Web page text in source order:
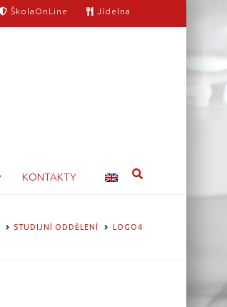
ŠkolaOnLine Jídelna
KONTAKTY
STUDIJNÍ ODDĚLENÍ LOGO4